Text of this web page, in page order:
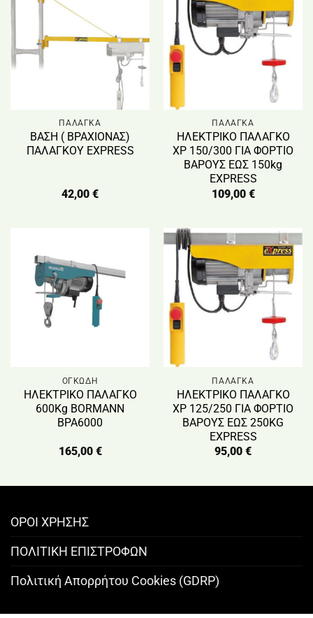
ΠΑΛΑΓΚΑ
ΒΑΣΗ ( ΒΡΑΧΙΟΝΑΣ)
ΠΑΛΑΓΚΟΥ EXPRESS
42,00 €
ΠΑΛΑΓΚΑ
ΗΛΕΚΤΡΙΚΟ ΠΑΛΑΓΚΟ
XP 150/300 ΓΙΑ ΦΟΡΤΙΟ
ΒΑΡΟΥΣ ΕΩΣ 150kg
EXPRESS
109,00 €
ΟΓΚΩΔΗ
ΗΛΕΚΤΡΙΚΟ ΠΑΛΑΓΚΟ
600Kg BORMANN
BPA6000
165,00 €
ΠΑΛΑΓΚΑ
ΗΛΕΚΤΡΙΚΟ ΠΑΛΑΓΚΟ
XP 125/250 ΓΙΑ ΦΟΡΤΙΟ
ΒΑΡΟΥΣ ΕΩΣ 250KG
EXPRESS
95,00 €
ΟΡΟΙ ΧΡΗΣΗΣ
ΠΟΛΙΤΙΚΗ ΕΠΙΣΤΡΟΦΩΝ
Πολιτική Απορρήτου Cookies (GDRP)